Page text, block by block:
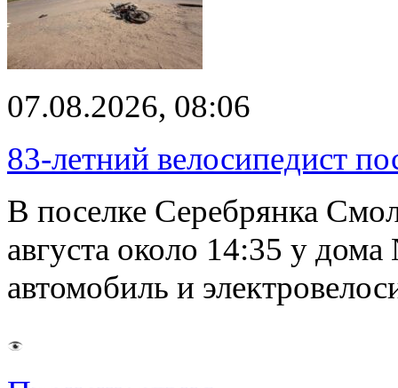
07.08.2026, 08:06
83-летний велосипедист
В поселке Серебрянка
августа около 14:35 у
автомобиль и